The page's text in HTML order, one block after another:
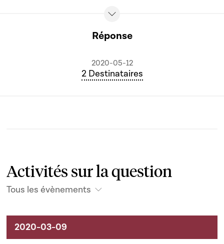
Réponse
2020-05-12
2 Destinataires
Activités sur la question
Tous les évènements
Activités liées au dossier